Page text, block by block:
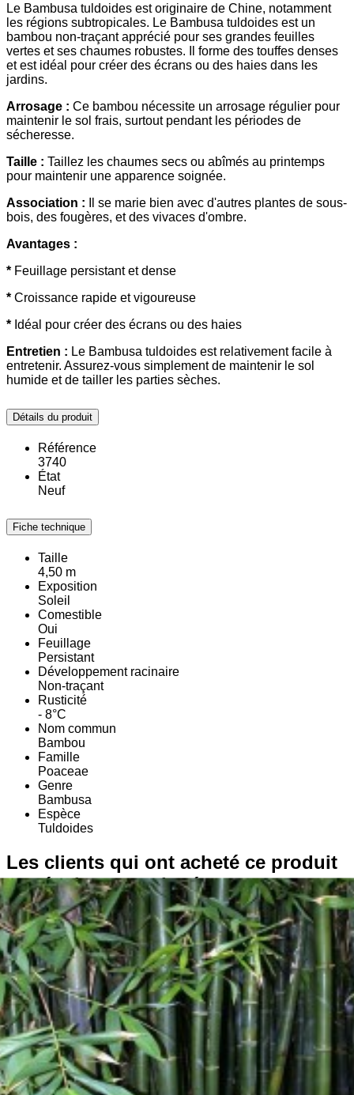
Le Bambusa tuldoides est originaire de Chine, notamment
les régions subtropicales. Le Bambusa tuldoides est un
bambou non-traçant apprécié pour ses grandes feuilles
vertes et ses chaumes robustes. Il forme des touffes denses
et est idéal pour créer des écrans ou des haies dans les
jardins.
Arrosage : Ce bambou nécessite un arrosage régulier pour
maintenir le sol frais, surtout pendant les périodes de
sécheresse.
Taille : Taillez les chaumes secs ou abîmés au printemps
pour maintenir une apparence soignée.
Association : Il se marie bien avec d'autres plantes de sous-
bois, des fougères, et des vivaces d'ombre.
Avantages :
* Feuillage persistant et dense
* Croissance rapide et vigoureuse
* Idéal pour créer des écrans ou des haies
Entretien : Le Bambusa tuldoides est relativement facile à
entretenir. Assurez-vous simplement de maintenir le sol
humide et de tailler les parties sèches.
Détails du produit
Référence
3740
État
Neuf
Fiche technique
Taille
4,50 m
Exposition
Soleil
Comestible
Oui
Feuillage
Persistant
Développement racinaire
Non-traçant
Rusticité
- 8°C
Nom commun
Bambou
Famille
Poaceae
Genre
Bambusa
Espèce
Tuldoides
Les clients qui ont acheté ce produit
ont également acheté :
Bientôt disponible